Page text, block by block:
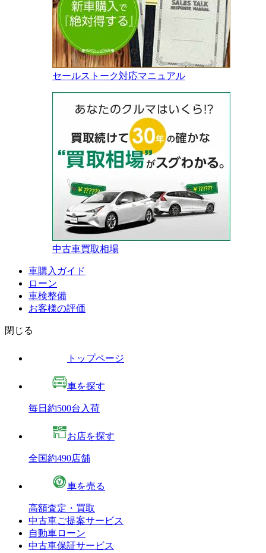
セールストーク対応マニュアル
中古車買取相場
車購入ガイド
ローン
車検整備
お客様の評価
閉じる
トップページ
車を探す
毎日約500台入荷
お店を探す
全国約490店舗
車を売る
高額査定・買取
中古車ご提案サービス
自動車ローン
中古車保証サービス